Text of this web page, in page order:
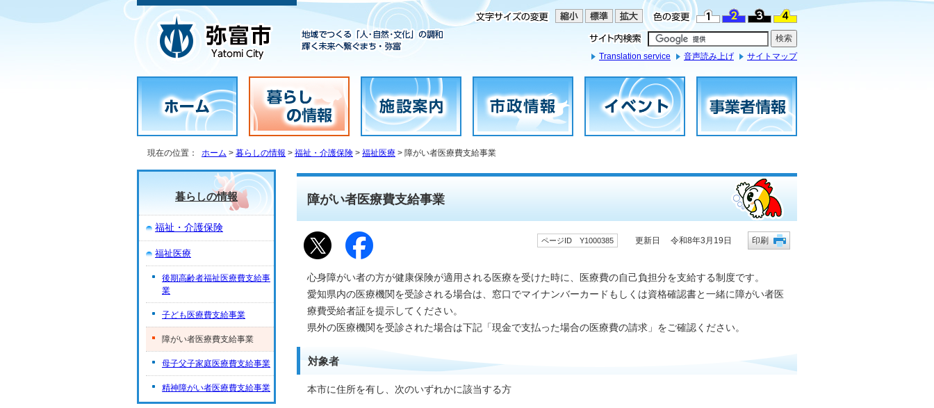
Translation service 音声読み上げ サイトマップ
現在の位置： ホーム > 暮らしの情報 > 福祉・介護保険 > 福祉医療 > 障がい者医療費支給事業
障がい者医療費支給事業
ページID Y1000385 更新日 令和8年3月19日 印刷
心身障がい者の方が健康保険が適用される医療を受けた時に、医療費の自己負担分を支給する制度です。
愛知県内の医療機関を受診される場合は、窓口でマイナンバーカードもしくは資格確認書と一緒に障がい者医
療費受給者証を提示してください。
県外の医療機関を受診された場合は下記「現金で支払った場合の医療費の請求」をご確認ください。
対象者
本市に住所を有し、次のいずれかに該当する方
暮らしの情報
福祉・介護保険
福祉医療
後期高齢者福祉医療費支給事
業
子ども医療費支給事業
障がい者医療費支給事業
母子父子家庭医療費支給事業
精神障がい者医療費支給事業